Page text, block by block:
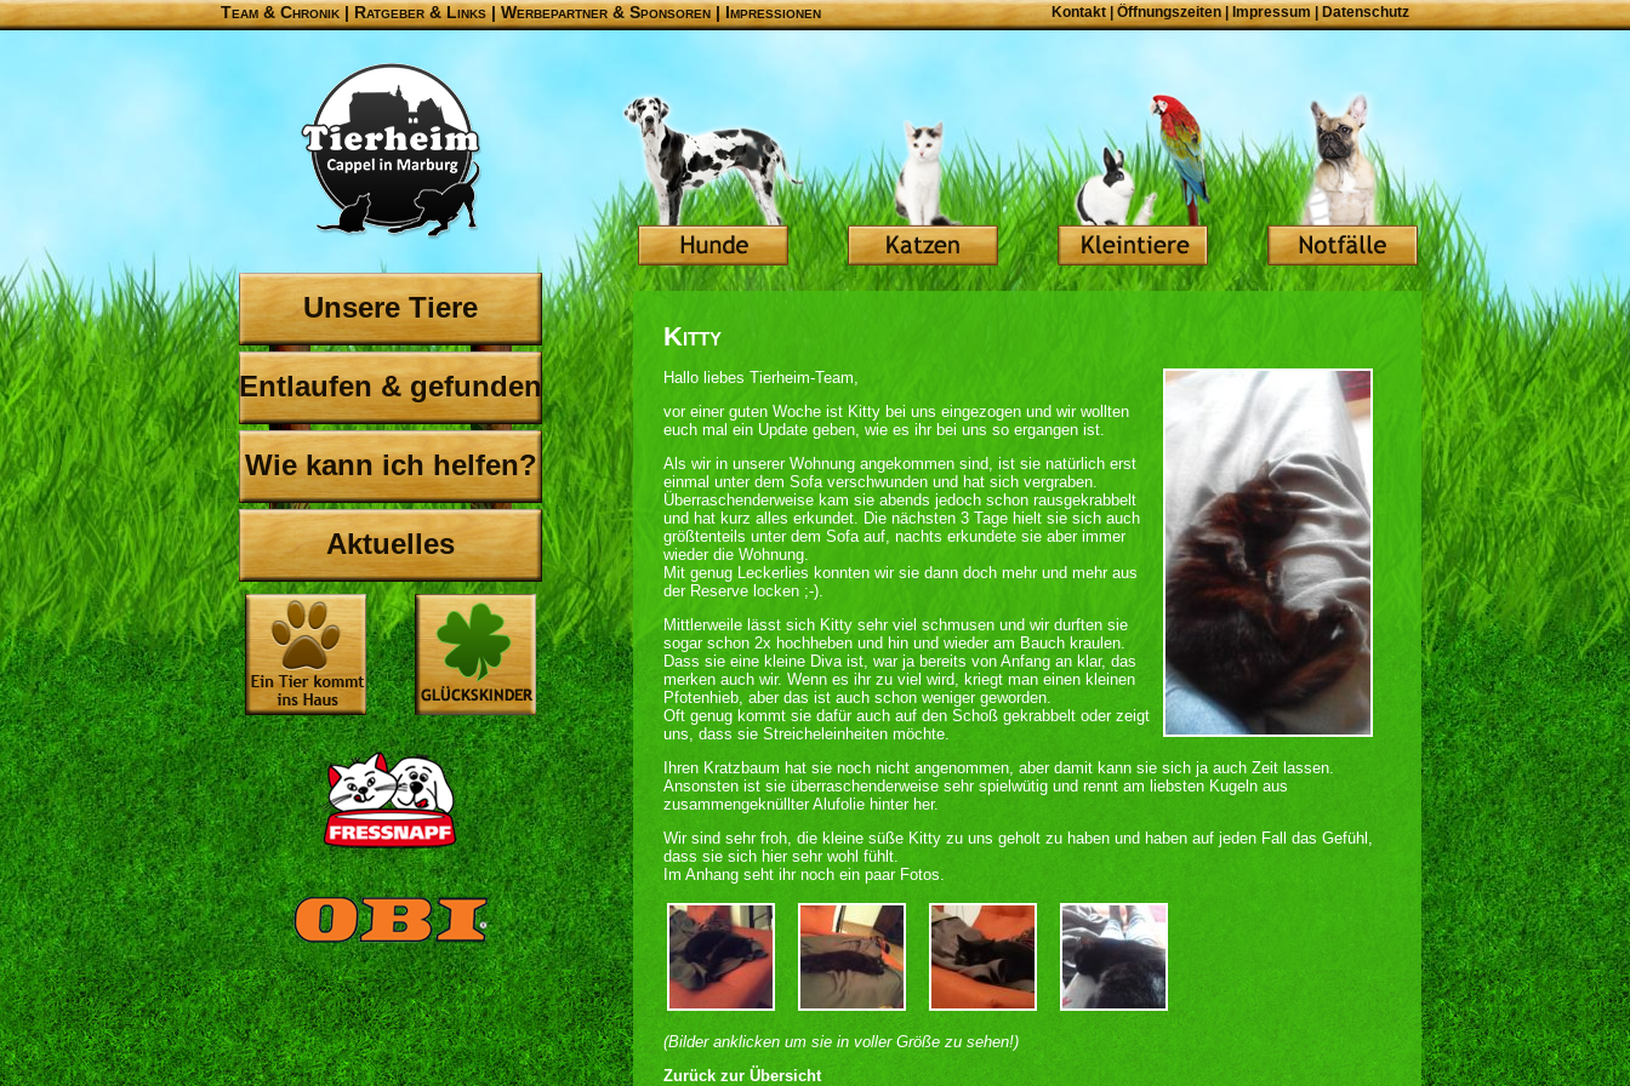
Team & Chronik |Ratgeber & Links|Werbepartner & Sponsoren|Impressionen Kontakt Öffnungszeiten| Impressum|Datenschutz
Unsere Tiere
Entlaufen & gefunden
Wie kann ich helfen?
Aktuelles
Kitty
Hallo liebes Tierheim-Team,
vor einer guten Woche ist Kitty bei uns eingezogen und wir wollten
euch mal ein Update geben, wie es ihr bei uns so ergangen ist.
Als wir in unserer Wohnung angekommen sind, ist sie natürlich erst
einmal unter dem Sofa verschwunden und hat sich vergraben.
Überraschenderweise kam sie abends jedoch schon rausgekrabbelt
und hat kurz alles erkundet. Die nächsten 3 Tage hielt sie sich auch
größtenteils unter dem Sofa auf, nachts erkundete sie aber immer
wieder die Wohnung.
Mit genug Leckerlies konnten wir sie dann doch mehr und mehr aus
der Reserve locken ;-).
Mittlerweile lässt sich Kitty sehr viel schmusen und wir durften sie
sogar schon 2x hochheben und hin und wieder am Bauch kraulen.
Dass sie eine kleine Diva ist, war ja bereits von Anfang an klar, das
merken auch wir. Wenn es ihr zu viel wird, kriegt man einen kleinen
Pfotenhieb, aber das ist auch schon weniger geworden.
Oft genug kommt sie dafür auch auf den Schoß gekrabbelt oder zeigt
uns, dass sie Streicheleinheiten möchte.
Ihren Kratzbaum hat sie noch nicht angenommen, aber damit kann sie sich ja auch Zeit lassen.
Ansonsten ist sie überraschenderweise sehr spielwütig und rennt am liebsten Kugeln aus
zusammengeknüllter Alufolie hinter her.
Wir sind sehr froh, die kleine süße Kitty zu uns geholt zu haben und haben auf jeden Fall das Gefühl,
dass sie sich hier sehr wohl fühlt.
Im Anhang seht ihr noch ein paar Fotos.
(Bilder anklicken um sie in voller Größe zu sehen!)
Zurück zur Übersicht